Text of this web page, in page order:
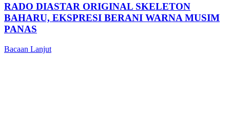
RADO DIASTAR ORIGINAL SKELETON
BAHARU, EKSPRESI BERANI WARNA MUSIM
PANAS
Bacaan Lanjut